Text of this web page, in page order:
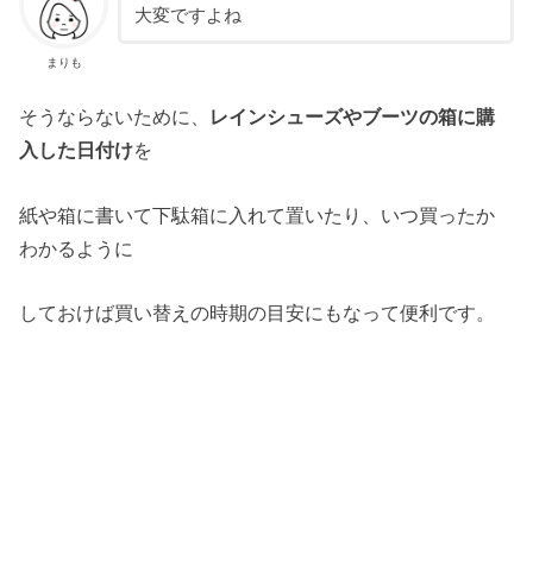
まりも
大変ですよね
そうならないために、 レインシューズやブーツの箱に購
入した日付けを
紙や箱に書いて下駄箱に入れて置いたり、いつ買ったか
わかるように
しておけば買い替えの時期の目安にもなって便利です。